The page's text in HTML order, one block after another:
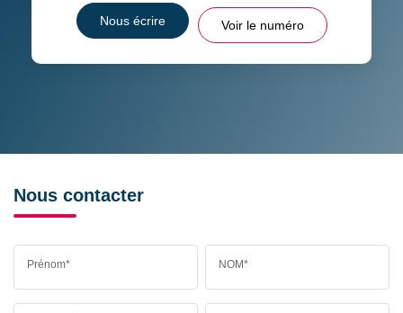
Nous écrire Voir le numéro
Nous contacter
Prénom* NOM*